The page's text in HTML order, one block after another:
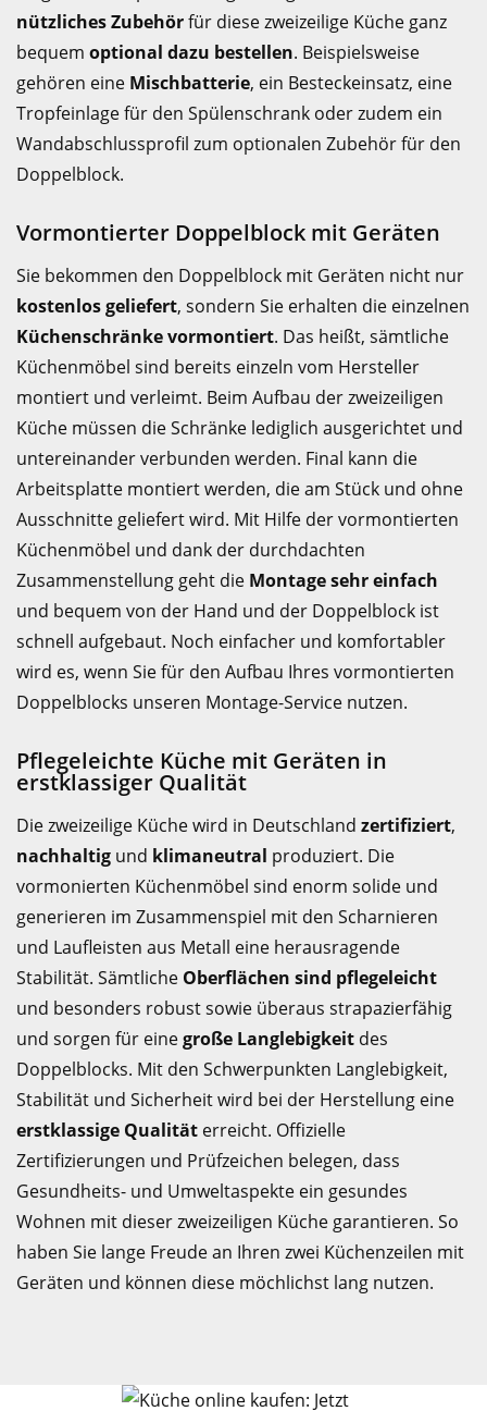
nützliches Zubehörfür diese zweizeilige Küche ganz
bequem optional dazu bestellen. Beispielsweise
gehören eine Mischbatterie, ein Besteckeinsatz, eine
Tropfeinlage für den Spülenschrank oder zudem ein
Wandabschlussprofil zum optionalen Zubehör für den
Doppelblock.
Vormontierter Doppelblock mit Geräten
Sie bekommen den Doppelblock mit Geräten nicht nur
kostenlos geliefert, sondern Sie erhalten die einzelnen
Küchenschränke vormontiert. Das heißt, sämtliche
Küchenmöbel sind bereits einzeln vom Hersteller
montiert und verleimt. Beim Aufbau der zweizeiligen
Küche müssen die Schränke lediglich ausgerichtet und
untereinander verbunden werden. Final kann die
Arbeitsplatte montiert werden, die am Stück und ohne
Ausschnitte geliefert wird. Mit Hilfe der vormontierten
Küchenmöbel und dank der durchdachten
Zusammenstellung geht die Montage sehr einfach
und bequem von der Hand und der Doppelblock ist
schnell aufgebaut. Noch einfacher und komfortabler
wird es, wenn Sie für den Aufbau Ihres vormontierten
Doppelblocks unseren Montage-Service nutzen.
Pflegeleichte Küche mit Geräten in
erstklassiger Qualität
Die zweizeilige Küche wird in Deutschland zertifiziert,
nachhaltig und klimaneutral produziert. Die
vormonierten Küchenmöbel sind enorm solide und
generieren im Zusammenspiel mit den Scharnieren
und Laufleisten aus Metall eine herausragende
Stabilität. Sämtliche Oberflächen sind pflegeleicht
und besonders robust sowie überaus strapazierfähig
und sorgen für einegroße Langlebigkeit des
Doppelblocks. Mit den Schwerpunkten Langlebigkeit,
Stabilität und Sicherheit wird bei der Herstellung eine
erstklassige Qualität erreicht. Offizielle
Zertifizierungen und Prüfzeichen belegen, dass
Gesundheits- und Umweltaspekte ein gesundes
Wohnen mit dieser zweizeiligen Küche garantieren. So
haben Sie lange Freude an Ihren zwei Küchenzeilen mit
Geräten und können diese möchlichst lang nutzen.